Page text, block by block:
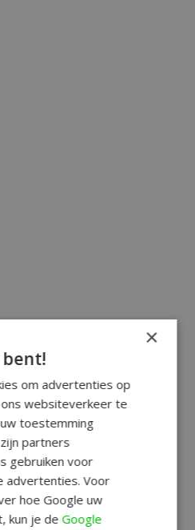
×
bent!
om advertenties op
websiteverkeer te
toestemming
partners
gebruiken voor
advertenties. Voor
hoe Google uw
kun je deGoogle